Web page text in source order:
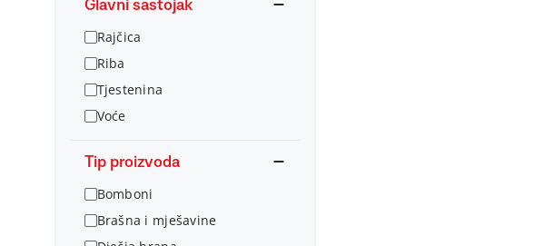
Glavni sastojak
Rajčica
Riba
Tjestenina
Voće
Tip proizvoda
Bomboni
Brašna i mješavine